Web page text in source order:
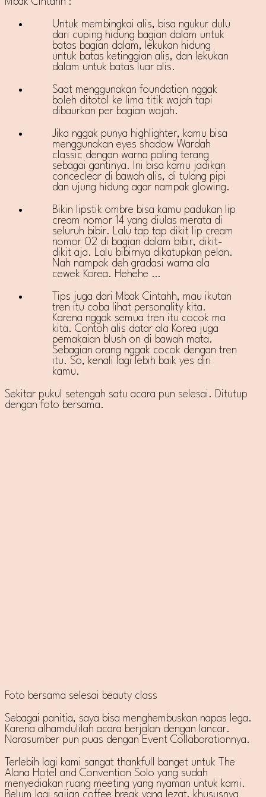
Untuk membingkai alis, bisa ngukur dulu
dari cuping hidung bagian dalam untuk
batas bagian dalam, lekukan hidung
untuk batas ketinggian alis, dan lekukan
dalam untuk batas luar alis.
Saat menggunakan foundation nggak
boleh ditotol ke lima titik wajah tapi
dibaurkan per bagian wajah.
Jika nggak punya highlighter, kamu bisa
menggunakan eyes shadow Wardah
classic dengan warna paling terang
sebagai gantinya. Ini bisa kamu jadikan
conceclear di bawah alis, di tulang pipi
dan ujung hidung agar nampak glowing.
Bikin lipstik ombre bisa kamu padukan lip
cream nomor 14 yang diulas merata di
seluruh bibir. Lalu tap tap dikit lip cream
nomor 02 di bagian dalam bibir, dikit-
dikit aja. Lalu bibirnya dikatupkan pelan.
Nah nampak deh gradasi warna ala
cewek Korea. Hehehe …
Tips juga dari Mbak Cintahh, mau ikutan
tren itu coba lihat personality kita.
Karena nggak semua tren itu cocok ma
kita. Contoh alis datar ala Korea juga
pemakaian blush on di bawah mata.
Sebagian orang nggak cocok dengan tren
itu. So, kenali lagi lebih baik yes diri
kamu.
Sekitar pukul setengah satu acara pun selesai. Ditutup
dengan foto bersama.
Foto bersama selesai beauty class
Sebagai panitia, saya bisa menghembuskan napas lega.
Karena alhamdulilah acara berjalan dengan lancar.
Narasumber pun puas dengan Event Collaborationnya.
Terlebih lagi kami sangat thankfull banget untuk The
Alana Hotel and Convention Solo yang sudah
menyediakan ruang meeting yang nyaman untuk kami.
Belum lagi sajian coffee break yang lezat, khususnya